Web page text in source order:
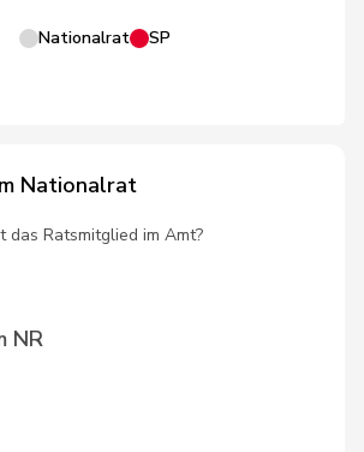
Nationalrat SP
Nationalrat
das Ratsmitglied im Amt?
NR